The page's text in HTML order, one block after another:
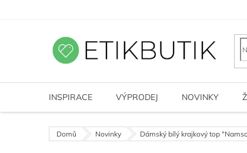
INSPIRACE VÝPRODEJ NOVINKY
Domů Novinky Dámský bílý krajkový top